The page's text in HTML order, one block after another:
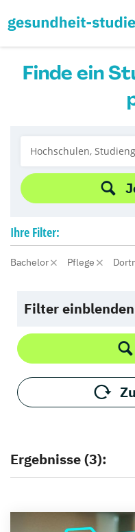
Finde ein
Ihre Filter:
Bachelor Pflege
Filter einblenden
Ergebnisse (3):